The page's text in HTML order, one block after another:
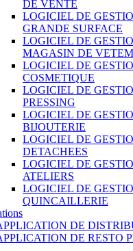
DE VENTE
LOGICIEL DE
GRANDE SURFACE
LOGICIEL DE
MAGASIN DE
LOGICIEL DE
COSMETIQUE
LOGICIEL DE
PRESSING
LOGICIEL DE
BIJOUTERIE
LOGICIEL DE
DETACHEES
LOGICIEL DE
ATELIERS
LOGICIEL DE
QUINCAILLERIE
DE
DE RESTO